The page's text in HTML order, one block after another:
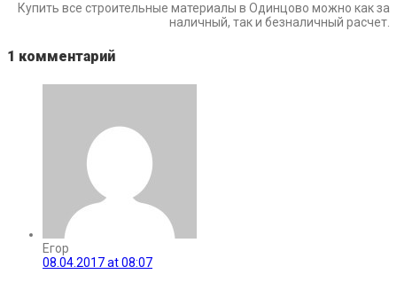
Купить все строительные материалы в Одинцово можно как за
наличный, так и безналичный расчет.
1 комментарий
Егор
08.04.2017 at 08:07